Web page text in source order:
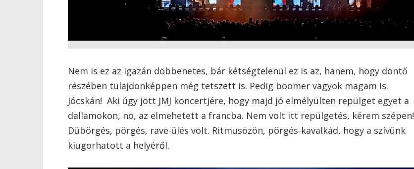
Nem is ez az igazán döbbenetes, bár kétségtelenül ez is az, hanem, hogy döntő
részében tulajdonképpen még tetszett is. Pedig boomer vagyok magam is.
Jócskán! Aki úgy jött JMJ koncertjére, hogy majd jó elmélyülten repülget egyet a
dallamokon, no, az elmehetett a francba. Nem volt itt repülgetés, kérem szépen!
Dübörgés, pörgés, rave-ülés volt. Ritmusözön, pörgés-kavalkád, hogy a szívünk
kiugorhatott a helyéről.